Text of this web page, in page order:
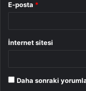
E-posta *
İnternet sitesi
Daha sonraki